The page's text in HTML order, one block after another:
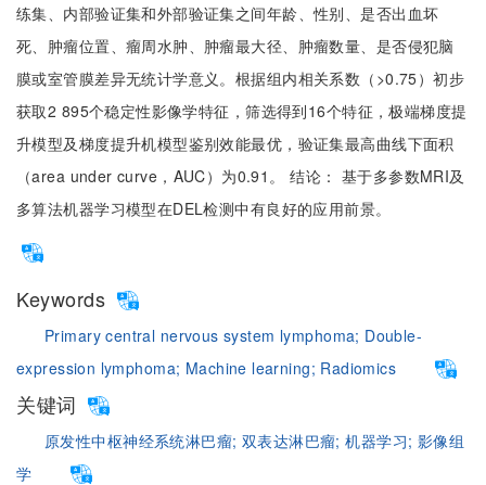
练集、内部验证集和外部验证集之间年龄、性别、是否出血坏
死、肿瘤位置、瘤周水肿、肿瘤最大径、肿瘤数量、是否侵犯脑
膜或室管膜差异无统计学意义。根据组内相关系数（>0.75）初步
获取2 895个稳定性影像学特征，筛选得到16个特征，极端梯度提
升模型及梯度提升机模型鉴别效能最优，验证集最高曲线下面积
（area under curve，AUC）为0.91。 结论： 基于多参数MRI及
多算法机器学习模型在DEL检测中有良好的应用前景。
Keywords
Primary central nervous system lymphoma; Double-
expression lymphoma; Machine learning; Radiomics
关键词
原发性中枢神经系统淋巴瘤; 双表达淋巴瘤;机器学习; 影像组
学